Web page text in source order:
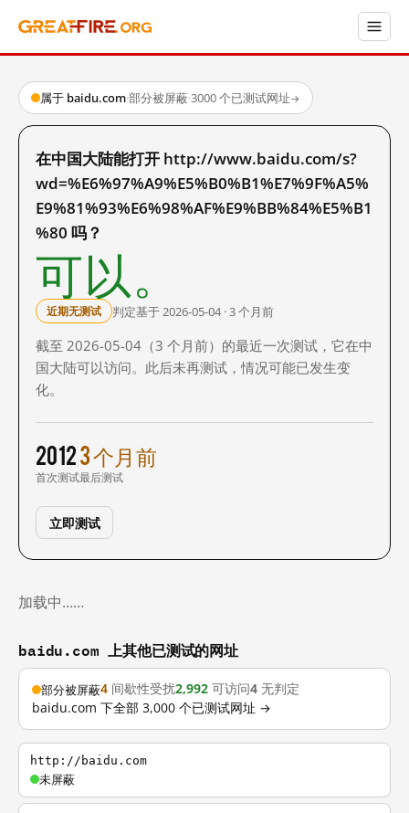
属于 baidu.com·部分被屏蔽·3000 个已测试网址→
在中国大陆能打开 http://www.baidu.com/s?
wd=%E6%97%A9%E5%B0%B1%E7%9F%A5%
E9%81%93%E6%98%AF%E9%BB%84%E5%B1
%80 吗？
可以。
近期无测试 判定基于 2026-05-04 · 3 个月前
截至 2026-05-04（3 个月前）的最近一次测试，它在中
国大陆可以访问。此后未再测试，情况可能已发生变
化。
2012
首次测试
3 个月前
最后测试
立即测试
加载中……
baidu.com 上其他已测试的网址
部分被屏蔽4 间歇性受扰2,992 可访问4 无判定
baidu.com 下全部 3,000 个已测试网址 →
http://baidu.com
未屏蔽